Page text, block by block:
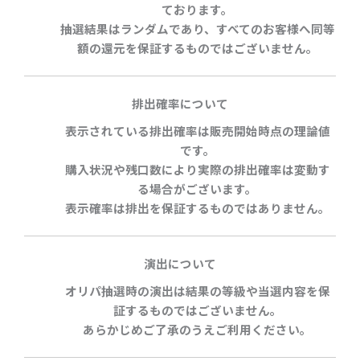
ております。
抽選結果はランダムであり、すべてのお客様へ同等
額の還元を保証するものではございません。
排出確率について
表示されている排出確率は販売開始時点の理論値
です。
購入状況や残口数により実際の排出確率は変動す
る場合がございます。
表示確率は排出を保証するものではありません。
演出について
オリパ抽選時の演出は結果の等級や当選内容を保
証するものではございません。
あらかじめご了承のうえご利用ください。